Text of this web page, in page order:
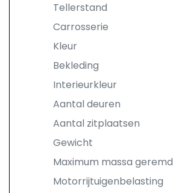
Tellerstand
Carrosserie
Kleur
Bekleding
Interieurkleur
Aantal deuren
Aantal zitplaatsen
Gewicht
Maximum massa geremd
Motorrijtuigenbelasting